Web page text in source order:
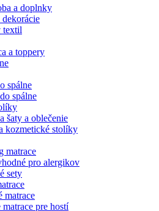
a doplnky
textil
a toppery
spálne
spálne
šaty a oblečenie
kozmetické stolíky
matrace
pro alergikov
sety
matrace
matrace pre hostí